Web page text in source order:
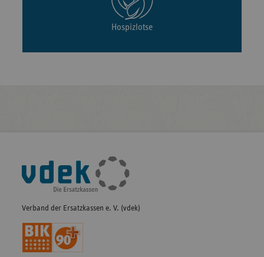
Hospizlotse
Fußleisten-
Navigation
Verband der Ersatzkassen e. V. (vdek)